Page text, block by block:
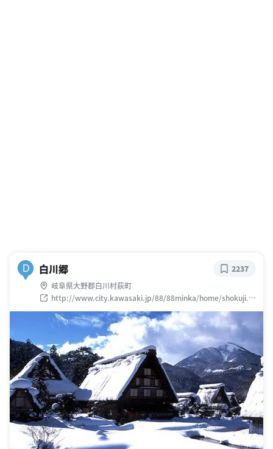
D 白川郷
岐阜県大野郡白川村荻町
http://www.city.kawasaki.jp/88/88minka/home/shokuji.ht
m
2237